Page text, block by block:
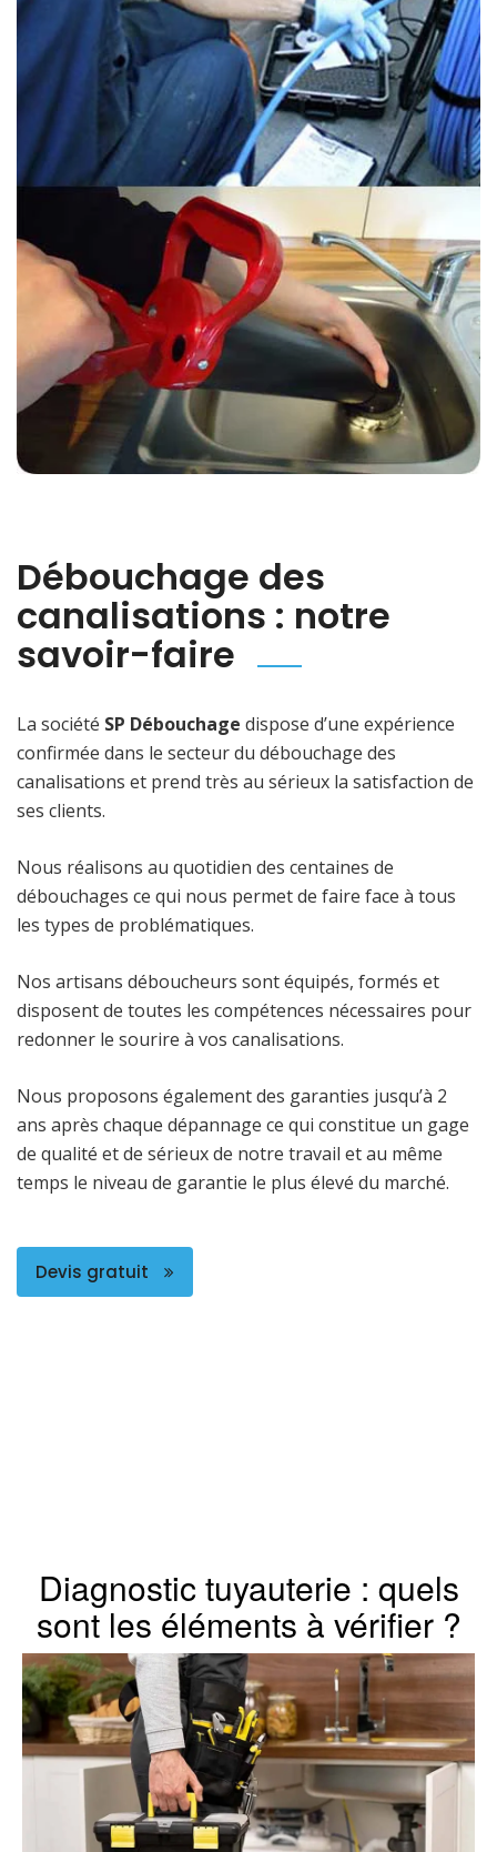
Débouchage des
canalisations : notre
savoir-faire
La société SP Débouchage dispose d’une expérience
confirmée dans le secteur du débouchage des
canalisations et prend très au sérieux la satisfaction de
ses clients.
Nous réalisons au quotidien des centaines de
débouchages ce qui nous permet de faire face à tous
les types de problématiques.
Nos artisans déboucheurs sont équipés, formés et
disposent de toutes les compétences nécessaires pour
redonner le sourire à vos canalisations.
Nous proposons également des garanties jusqu’à 2
ans après chaque dépannage ce qui constitue un gage
de qualité et de sérieux de notre travail et au même
temps le niveau de garantie le plus élevé du marché.
Devis gratuit
Diagnostic tuyauterie : quels
sont les éléments à vérifier ?